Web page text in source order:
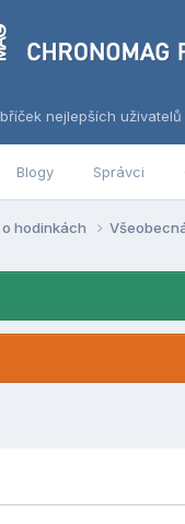
Blogy Správci
nejlepších uživatelů
hodinkách